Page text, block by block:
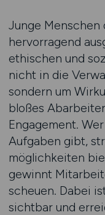
Junge
hervorragend
ethischen und
nicht in die
sondern um
bloßes
Engagement.
Aufgaben gibt,
möglich­keiten
gewinnt
scheuen. Dabei
sichtbar und